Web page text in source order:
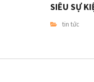
SIÊU SỰ
tin tức